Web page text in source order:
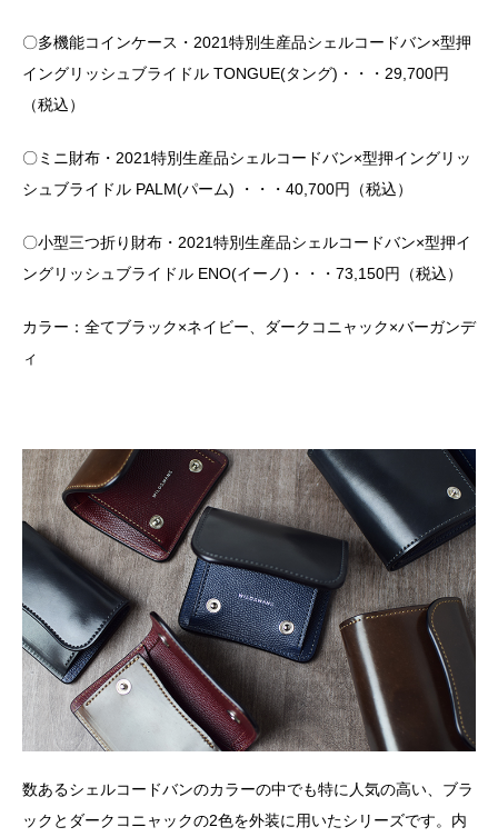
〇多機能コインケース・2021特別生産品シェルコードバン×型押
イングリッシュブライドル TONGUE(タング)・・・29,700円
（税込）
〇ミニ財布・2021特別生産品シェルコードバン×型押イングリッ
シュブライドル PALM(パーム) ・・・40,700円（税込）
〇小型三つ折り財布・2021特別生産品シェルコードバン×型押イ
ングリッシュブライドル ENO(イーノ)・・・73,150円（税込）
カラー：全てブラック×ネイビー、ダークコニャック×バーガンデ
ィ
数あるシェルコードバンのカラーの中でも特に人気の高い、ブラ
ックとダークコニャックの2色を外装に用いたシリーズです。内